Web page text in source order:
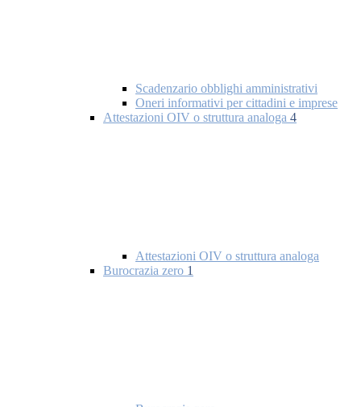
Scadenzario obblighi amministrativi
Oneri informativi per cittadini e imprese
Attestazioni OIV o struttura analoga 4
Attestazioni OIV o struttura analoga
Burocrazia zero 1